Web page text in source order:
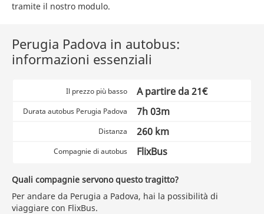
tramite il nostro modulo.
Perugia Padova in autobus:
informazioni essenziali
Il prezzo più basso A partire da 21€
Durata autobus Perugia Padova 7h 03m
Distanza 260 km
Compagnie di autobus FlixBus
Quali compagnie servono questo tragitto?
Per andare da Perugia a Padova, hai la possibilità di
viaggiare con FlixBus.